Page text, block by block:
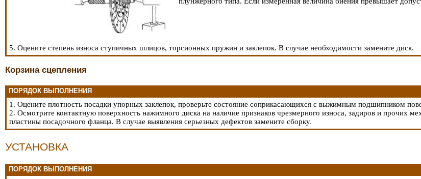
5. Оцените степень износа ступичных шлицов, торсионных пружин и заклепок. В случае необходимости замените диск.
Корзина сцепления
ПОРЯДОК ВЫПОЛНЕНИЯ
1. Оцените плотность посадки упорных заклепок, проверьте состояние соприкасающихся с выжимным подшипником
2. Осмотрите контактную поверхность нажимного диска на наличие признаков чрезмерного износа, задиров и прочих
пластины посадочного фланца. В случае выявления серьезных дефектов замените сборку.
УСТАНОВКА
ПОРЯДОК ВЫПОЛНЕНИЯ